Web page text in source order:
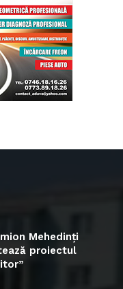
Mehedinți
proiectul